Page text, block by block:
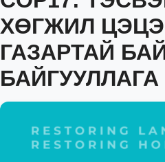
ХӨГЖИЛ
ГАЗАРТАЙ